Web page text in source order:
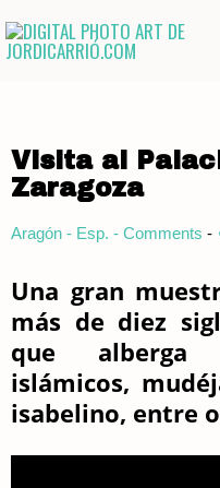
Visita al
Zaragoza
Aragón - Esp. - Comments -
Una gran
más de diez
que alberga
islámicos,
isabelino, entre